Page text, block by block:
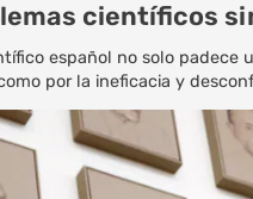
científicos
español no solo padece
por la ineficacia y